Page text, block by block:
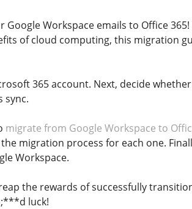
Workspace emails to Office
of cloud computing, this migration
365 account. Next, decide
sync.
migrate from Google Workspace to
migration process for each one.
Workspace.
the rewards of successfully
luck!